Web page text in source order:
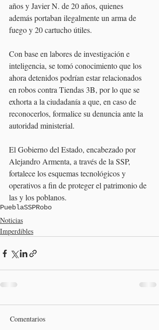
años y Javier N. de 20 años, quienes
además portaban ilegalmente un arma de
fuego y 20 cartucho útiles.
Con base en labores de investigación e
inteligencia, se tomó conocimiento que los
ahora detenidos podrían estar relacionados
en robos contra Tiendas 3B, por lo que se
exhorta a la ciudadanía a que, en caso de
reconocerlos, formalice su denuncia ante la
autoridad ministerial.
El Gobierno del Estado, encabezado por
Alejandro Armenta, a través de la SSP,
fortalece los esquemas tecnológicos y
operativos a fin de proteger el patrimonio de
las y los poblanos.
PueblaSSPRobo
Noticias
Imperdibles
Comentarios